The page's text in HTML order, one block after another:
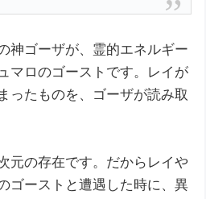
神ゴーザが、霊的エネルギー
マロのゴーストです。レイが
ったものを、ゴーザが読み取
元の存在です。だからレイや
ゴーストと遭遇した時に、異